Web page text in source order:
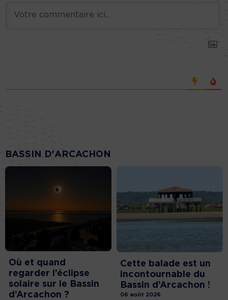
BASSIN D'ARCACHON
Où et quand
regarder l’éclipse
solaire sur le Bassin
d’Arcachon ?
Cette balade est un
incontournable du
Bassin d’Arcachon !
06 août 2026